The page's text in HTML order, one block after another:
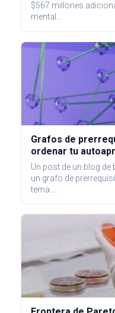
$567 millones
mental…
Grafos de
ordenar tu
Un post de un blog de
un grafo de
tema.…